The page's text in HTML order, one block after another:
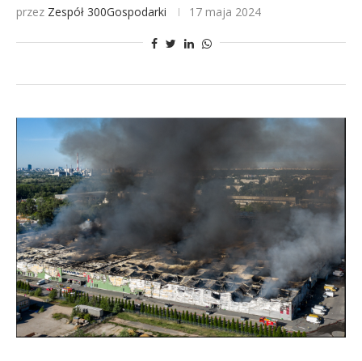
przez Zespół 300Gospodarki 17 maja 2024